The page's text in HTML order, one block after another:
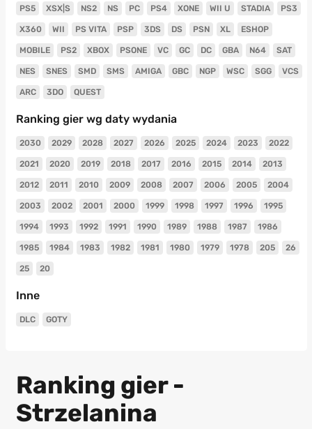
PS5 XSX|S NS2 NS PC PS4 XONE WII U STADIA PS3
X360 WII PS VITA PSP 3DS DS PSN XL ESHOP
MOBILE PS2 XBOX PSONE VC GC DC GBA N64 SAT
NES SNES SMD SMS AMIGA GBC NGP WSC SGG VCS
ARC 3DO QUEST
Ranking gier wg daty wydania
2030 2029 2028 2027 2026 2025 2024 2023 2022
2021 2020 2019 2018 2017 2016 2015 2014 2013
2012 2011 2010 2009 2008 2007 2006 2005 2004
2003 2002 2001 2000 1999 1998 1997 1996 1995
1994 1993 1992 1991 1990 1989 1988 1987 1986
1985 1984 1983 1982 1981 1980 1979 1978 205 26
25 20
Inne
DLC GOTY
Ranking gier -
Strzelanina